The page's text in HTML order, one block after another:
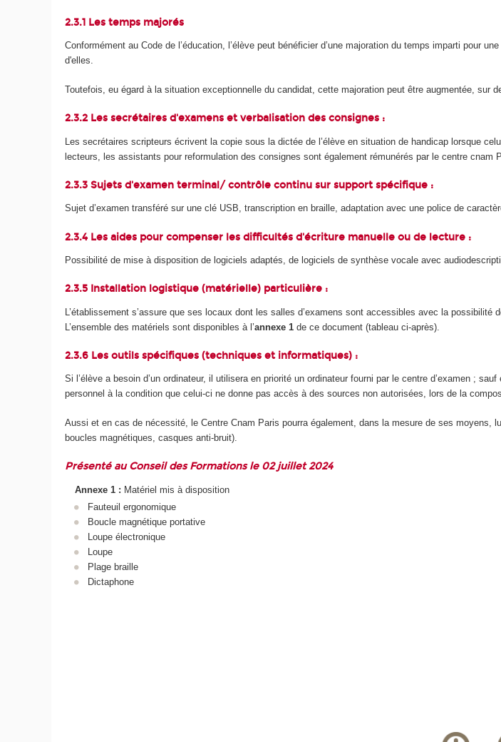
2.3.1 Les temps majorés
Conformément au Code de l’éducation, l’élève peut bénéficier d’une majoration du temps imparti pour
d'elles.
Toutefois, eu égard à la situation exceptionnelle du candidat, cette majoration peut être augmentée, sur
2.3.2 Les secrétaires d'examens et verbalisation des consignes :
Les secrétaires scripteurs écrivent la copie sous la dictée de l’élève en situation de handicap lorsque
lecteurs, les assistants pour reformulation des consignes sont également rémunérés par le centre cnam
2.3.3 Sujets d'examen terminal/ contrôle continu sur support spécifique :
Sujet d’examen transféré sur une clé USB, transcription en braille, adaptation avec une police de
2.3.4 Les aides pour compenser les difficultés d'écriture manuelle ou de lecture :
Possibilité de mise à disposition de logiciels adaptés, de logiciels de synthèse vocale avec
2.3.5 Installation logistique (matérielle) particulière :
L’établissement s’assure que ses locaux dont les salles d’examens sont accessibles avec la
L’ensemble des matériels sont disponibles à l’annexe 1de ce document (tableau ci-après).
2.3.6 Les outils spécifiques (techniques et informatiques) :
Si l’élève a besoin d’un ordinateur, il utilisera en priorité un ordinateur fourni par le centre d’examen ;
personnel à la condition que celui-ci ne donne pas accès à des sources non autorisées, lors de la
Aussi et en cas de nécessité, le Centre Cnam Paris pourra également, dans la mesure de ses moyens,
boucles magnétiques, casques anti-bruit).
Présenté au Conseil des Formations le 02 juillet 2024
Annexe 1 : Matériel mis à disposition
Fauteuil ergonomique
Boucle magnétique portative
Loupe électronique
Loupe
Plage braille
Dictaphone